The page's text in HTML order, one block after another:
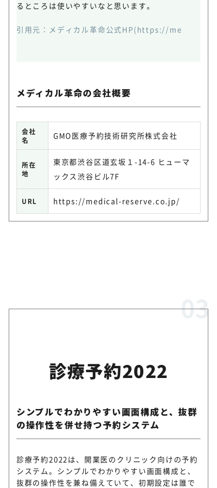
るところは使いやすいなと思います。
引用元： メディカル革命公式HP(https://medical-
メディカル革命の会社概要
会社
名
GMO医療予約技術研究所株式会社
所在
地
東京都渋谷区道玄坂１-14-6 ヒューマ
ックス渋谷ビル7F
URL https://medical-reserve.co.jp/
診療予約2022
シンプルでわかりやすい画面構成と、抜群
の操作性を併せ持つ予約システム
診療予約2022は、開業医のクリニック向けの予約
システム。シンプルでわかりやすい画面構成と、
抜群の操作性を兼ね備えていて、初期設定は誰で